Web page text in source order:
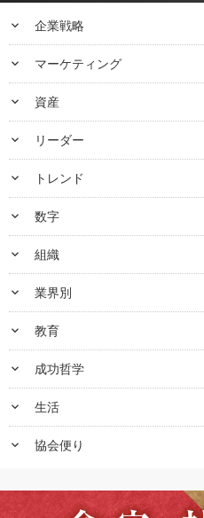
keyboard_arrow_down 企業戦略
keyboard_arrow_down マーケティング
keyboard_arrow_down 資産
keyboard_arrow_down リーダー
keyboard_arrow_down トレンド
keyboard_arrow_down 数字
keyboard_arrow_down 組織
keyboard_arrow_down 業界別
keyboard_arrow_down 教育
keyboard_arrow_down 成功哲学
keyboard_arrow_down 生活
keyboard_arrow_down 協会便り